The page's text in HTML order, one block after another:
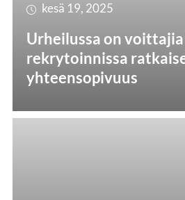
kesä 19, 2025
Urheilussa on
rekrytoinnissa
yhteensopivuus